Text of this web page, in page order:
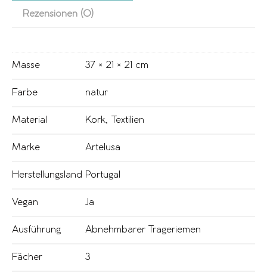
Rezensionen (0)
Masse 37 × 21 × 21 cm
Farbe natur
Material Kork Textilien
Marke Artelusa
Herstellungsland Portugal
Vegan Ja
Ausführung Abnehmbarer Trageriemen
Fächer 3